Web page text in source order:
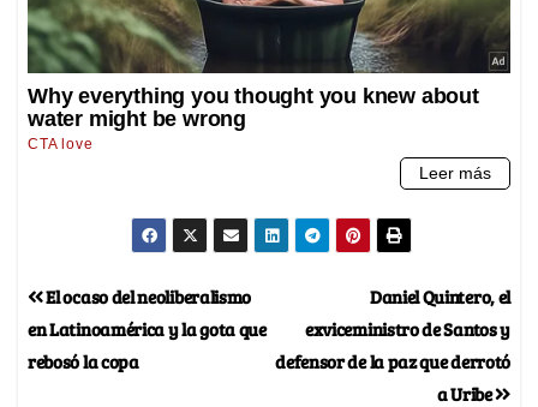
Daniel Quintero, el
exviceministro de Santos y
defensor de la paz que derrotó
a Uribe
El ocaso del neoliberalismo
en Latinoamérica y la gota que
rebosó la copa